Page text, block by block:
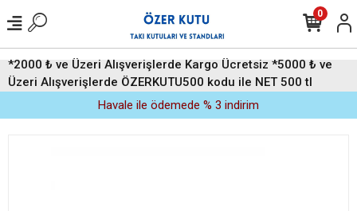
*2000 ₺ ve Üzeri Alışverişlerde Kargo Ücretsiz *5000 ₺ ve
Üzeri Alışverişlerde ÖZERKUTU500 kodu ile NET 500 tl
indirim (Üyelere Özel)Havale ile ödemede % 3 indirim
0